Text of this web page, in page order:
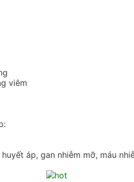
viêm
áp, gan nhiễm mỡ, máu